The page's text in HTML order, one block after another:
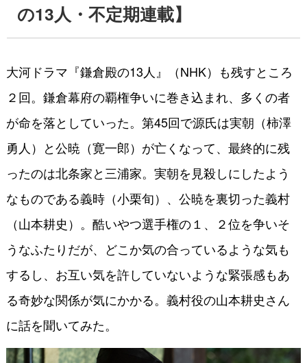
の13人・不定期連載】
大河ドラマ『鎌倉殿の13人』（NHK）も残すところ
２回。鎌倉幕府の覇権争いに巻き込まれ、多くの者
が命を落としていった。第45回で源氏は実朝（柿澤
勇人）と公暁（寛一郎）が亡くなって、最終的に残
ったのは北条家と三浦家。実朝を見殺しにしたよう
なものである義時（小栗旬）、公暁を裏切った義村
（山本耕史）。酷いやつ選手権の１、２位を争いそ
うなふたりだが、どこか気の合っているような気も
するし、お互い気を許していないような緊張感もあ
る奇妙な関係が気にかかる。義村役の山本耕史さん
に話を聞いてみた。